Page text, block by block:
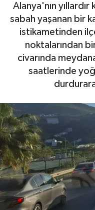
Alanya'nın
sabah yaşanan bir
istikametinden
noktalarından
civarında
saatlerinde
Ekonomi
Gizlilik İlkeleri -
Gündem
Politika
Spor
Turizm